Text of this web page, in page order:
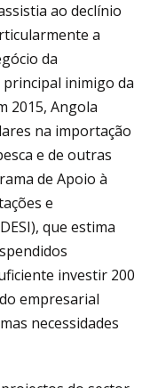
ao declínio
a
da
inimigo da
2015, Angola
na importação
e de outras
de Apoio à
e
que estima
investir 200
empresarial
necessidades